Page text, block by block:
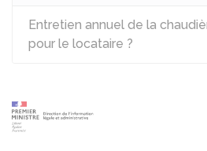
Entretien annuel de la
pour le locataire ?